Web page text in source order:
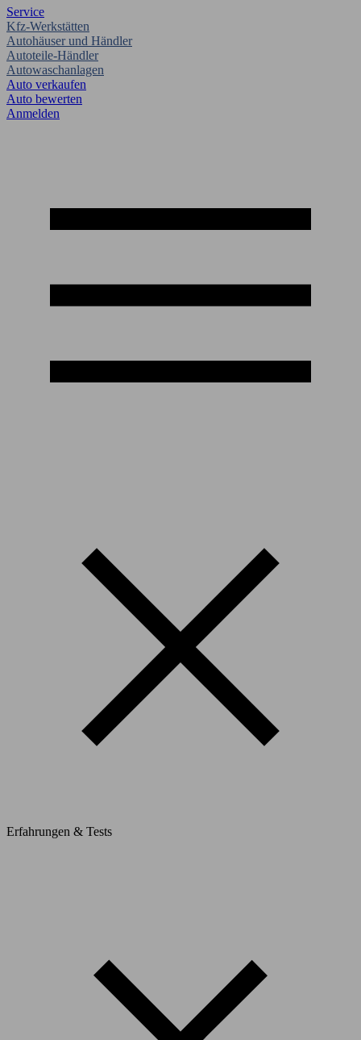
Service
Kfz-Werkstätten
Autohäuser und Händler
Autoteile-Händler
Autowaschanlagen
Auto verkaufen
Auto bewerten
Anmelden
Erfahrungen & Tests